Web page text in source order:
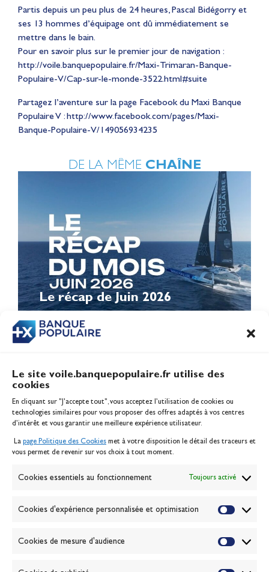
Le site voile.banquepopulaire.fr utilise des
cookies
En cliquant sur "J'accepte tout", vous acceptez l’utilisation de cookies ou
technologies similaires pour vous proposer des offres adaptés à vos centres
d’intérêt et vous garantir une meilleure expérience utilisateur.
La page Politique des Cookies met à votre disposition le détail des traceurs et
vous permet de revenir sur vos choix à tout moment.
Cookies essentiels au fonctionnement Toujours activé
Cookies d'expérience personnalisée et optimisation
Cookies de mesure d'audience
Partis depuis un peu plus de 24 heures, Pascal Bidégorry et
ses 13 hommes d’équipage ont dû immédiatement se
mettre dans le bain.
Pour en savoir plus sur le premier jour de navigation :
http://voile.banquepopulaire.fr/Maxi-Trimaran-Banque-
Populaire-V/Cap-sur-le-monde-3522.html#suite
Partagez l’aventure sur la page Facebook du Maxi Banque
Populaire V : http://www.facebook.com/pages/Maxi-
Banque-Populaire-V/149056934235
DE LA MÊME CHAÎNE
Le récap de Juin 2026
Inscription serveur média
Contact
Politique des cookies
Banque de la voile
Passion Voile TV